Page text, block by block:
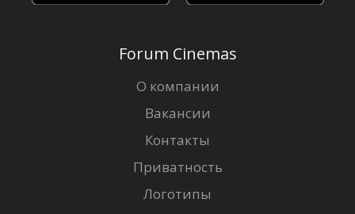
Forum Cinemas
О компании
Вакансии
Контакты
Приватность
Логотипы